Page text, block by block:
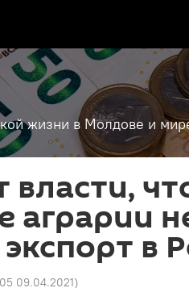
жизни в Молдове и
власти,
аграрии
в
09.04.2021)